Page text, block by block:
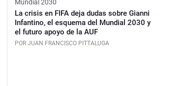
Mundial 2030
La crisis en FIFA deja dudas sobre Gianni
Infantino, el esquema del Mundial 2030 y
el futuro apoyo de la AUF
POR JUAN FRANCISCO PITTALUGA